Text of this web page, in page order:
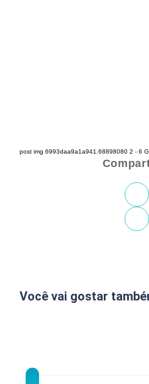
post img 6993daa9a1a941.68898080 2 - 6
Você vai gostar